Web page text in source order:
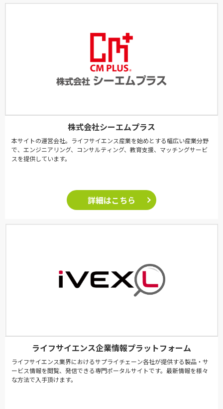
株式会社シーエムプラス
本サイトの運営会社。ライフサイエンス産業を始めとする幅広い産業分野
で、エンジニアリング、コンサルティング、教育支援、マッチングサービ
スを提供しています。
詳細はこちら
ライフサイエンス企業情報プラットフォーム
ライフサイエンス業界におけるサプライチェーン各社が提供する製品・サ
ービス情報を閲覧、発信できる専門ポータルサイトです。最新情報を様々
な方法で入手頂けます。